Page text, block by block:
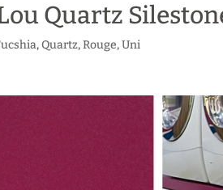
Quartz
,Quartz,Rouge,Uni